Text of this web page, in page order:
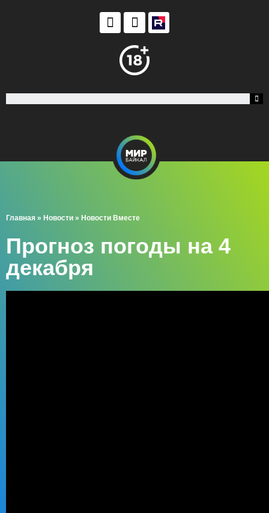
Главная » Новости » Новости Вместе
Прогноз погоды на 4
декабря